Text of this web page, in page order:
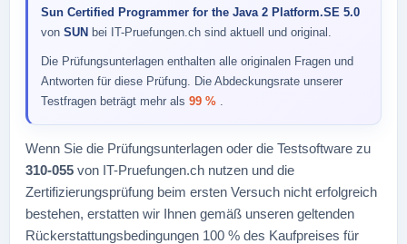
Sun Certified Programmer for the Java 2 Platform.SE 5.0
von SUN bei IT-Pruefungen.ch sind aktuell und original.
Die Prüfungsunterlagen enthalten alle originalen Fragen und
Antworten für diese Prüfung. Die Abdeckungsrate unserer
Testfragen beträgt mehr als 99 % .
Wenn Sie die Prüfungsunterlagen oder die Testsoftware zu
310-055 von IT-Pruefungen.ch nutzen und die
Zertifizierungsprüfung beim ersten Versuch nicht erfolgreich
bestehen, erstatten wir Ihnen gemäß unseren geltenden
Rückerstattungsbedingungen 100 % des Kaufpreises für